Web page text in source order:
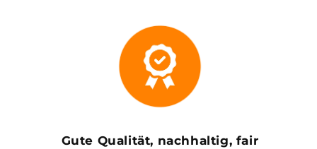
Gute Qualität, nachhaltig, fair